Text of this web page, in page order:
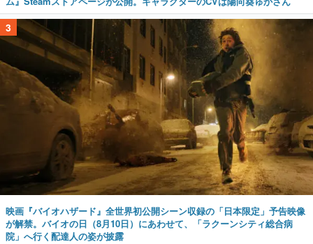
3
映画『バイオハザード』全世界初公開シーン収録の「日本限定」予告映像
が解禁。バイオの日（8月10日）にあわせて、「ラクーンシティ総合病
院」へ行く配達人の姿が披露